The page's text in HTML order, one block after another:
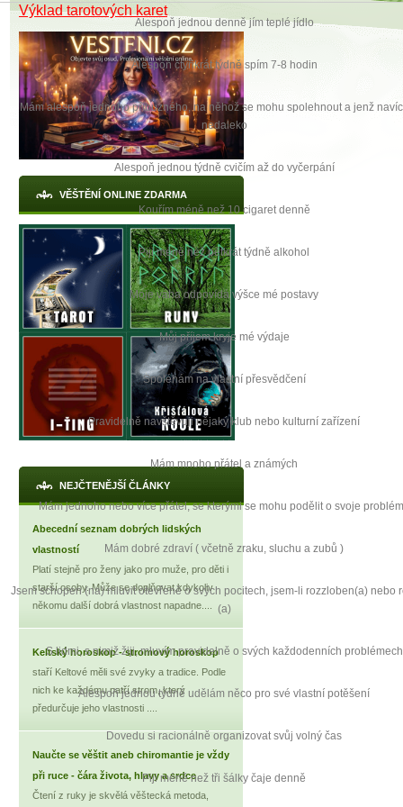
Alespoň jednou denně jím teplé jídlo
Alespoň čtyřikrát týdně spím 7-8 hodin
Mám alespoň jednoho příbuzného, na něhož se mohu spolehnout a jenž
nedaleko
Alespoň jednou týdně cvičím až do vyčerpání
Kouřím méně než 10 cigaret denně
Piji méně něž pětkrát týdně alkohol
Moje váha odpovídá výšce mé postavy
Můj příjem kryje mé výdaje
Spoléhám na vlastní přesvědčení
Pravidelně navštěvuji nějaký klub nebo kulturní zařízení
Mám mnoho přátel a známých
Mám jednoho nebo více přátel, se kterými se mohu podělit o svoje
Mám dobré zdraví ( včetně zraku, sluchu a zubů )
Jsem schopen (na) mluvit otevřeně o svých pocitech, jsem-li rozzloben(a) nebo
(a)
S lidmi, s nimiž žiji, mluvím pravidelně o svých každodenních problémech
Alespoň jednou týdně udělám něco pro své vlastní potěšení
Dovedu si racionálně organizovat svůj volný čas
Piji méně než tři šálky čaje denně
Výklad tarotových karet
VĚŠTĚNÍ ONLINE ZDARMA
NEJČTENĚJŠÍ ČLÁNKY
Abecední seznam dobrých lidských
vlastností
Platí stejně pro ženy jako pro muže, pro děti i
starší osoby. Může se doplňovat,kdykoliv
někomu další dobrá vlastnost napadne....
Keltský horoskop - stromový horoskop
staří Keltové měli své zvyky a tradice. Podle
nich ke každému patří strom, který
předurčuje jeho vlastnosti ....
Naučte se věštit aneb chiromantie je vždy
při ruce - čára života, hlavy a srdce
Čtení z ruky je skvělá věštecká metoda,